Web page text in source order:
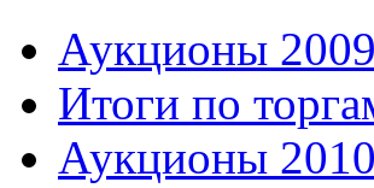
Аукционы
Итоги по
Аукционы